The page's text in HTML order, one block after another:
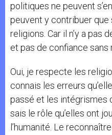
politiques ne peuvent
peuvent y contribuer que
religions. Car il n’y a pas
et pas de confiance sans
Oui, je respecte les
connais les erreurs
passé et les intégrismes
sais le rôle qu’elles ont
l’humanité. Le